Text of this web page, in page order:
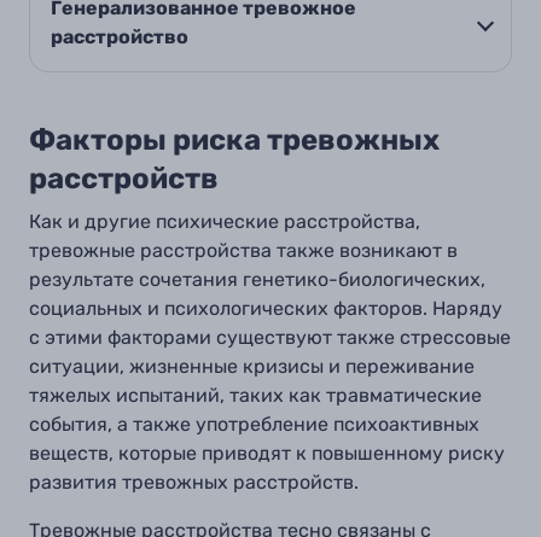
Генерализованное тревожное
расстройство
Факторы риска тревожных
расстройств
Как и другие психические расстройства,
тревожные расстройства также возникают в
результате сочетания генетико-биологических,
социальных и психологических факторов. Наряду
с этими факторами существуют также стрессовые
ситуации, жизненные кризисы и переживание
тяжелых испытаний, таких как травматические
события, а также употребление психоактивных
веществ, которые приводят к повышенному риску
развития тревожных расстройств.
Тревожные расстройства тесно связаны с